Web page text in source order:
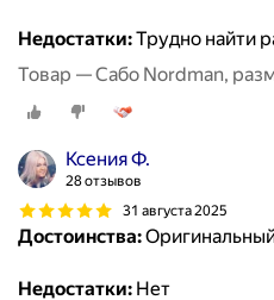
Недостатки:Трудно найти
Товар — Сабо Nordman,
Ксения Ф.
28 отзывов
31 августа 2025
Достоинства:
Недостатки: Нет